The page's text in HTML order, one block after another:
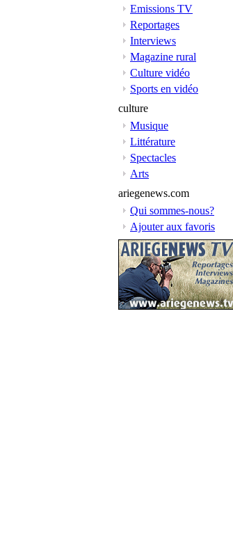
Emissions TV
Reportages
Interviews
Magazine rural
Culture vidéo
Sports en vidéo
culture
Musique
Littérature
Spectacles
Arts
ariegenews.com
Qui sommes-nous?
Ajouter aux favoris